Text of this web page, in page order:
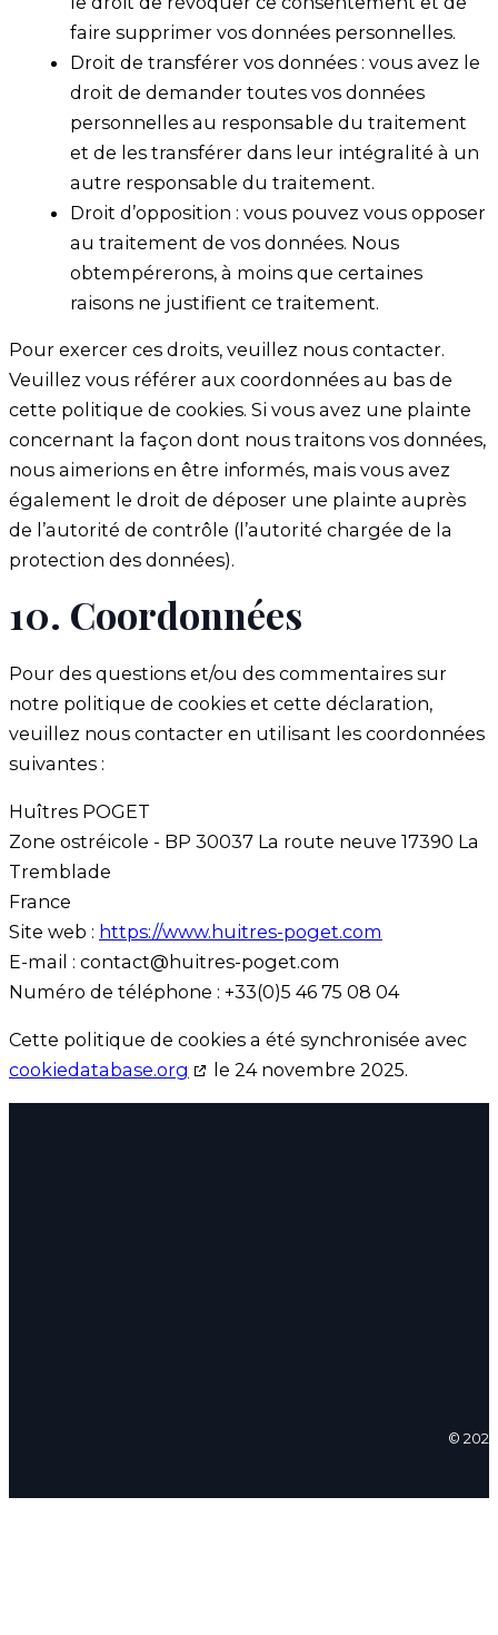
faire supprimer vos données personnelles.
Droit de transférer vos données : vous avez le
droit de demander toutes vos données
personnelles au responsable du traitement
et de les transférer dans leur intégralité à un
autre responsable du traitement.
Droit d’opposition : vous pouvez vous opposer
au traitement de vos données. Nous
obtempérerons, à moins que certaines
raisons ne justifient ce traitement.
Pour exercer ces droits, veuillez nous contacter.
Veuillez vous référer aux coordonnées au bas de
cette politique de cookies. Si vous avez une plainte
concernant la façon dont nous traitons vos données,
nous aimerions en être informés, mais vous avez
également le droit de déposer une plainte auprès
de l’autorité de contrôle (l’autorité chargée de la
protection des données).
10. Coordonnées
Pour des questions et/ou des commentaires sur
notre politique de cookies et cette déclaration,
veuillez nous contacter en utilisant les coordonnées
suivantes :
Huîtres POGET
Zone ostréicole - BP 30037 La route neuve 17390 La
Tremblade
France
Site web : https://www.huitres-poget.com
E-mail : contact@huitres-poget.com
Numéro de téléphone : +33(0)5 46 75 08 04
Cette politique de cookies a été synchronisée avec
cookiedatabase.org
le 24 novembre 2025.
©